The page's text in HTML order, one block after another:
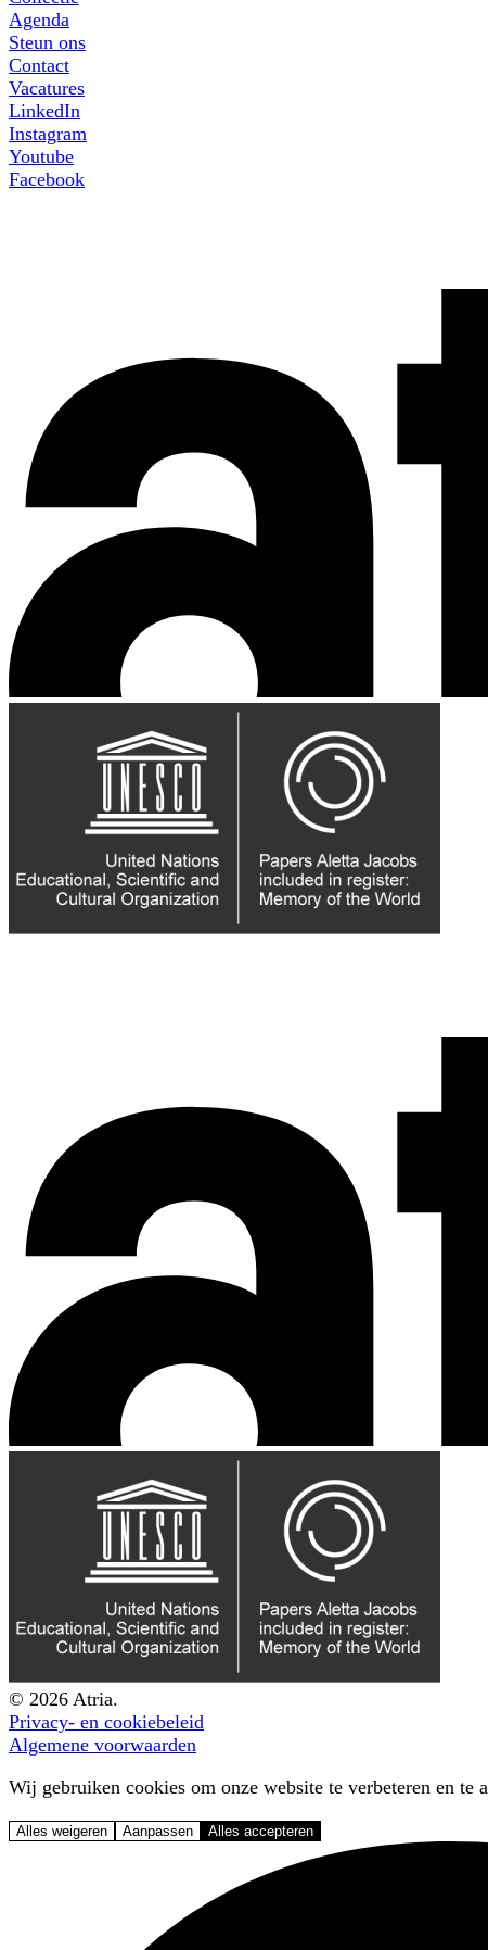
Agenda
Steun ons
Contact
Vacatures
LinkedIn
Instagram
Youtube
Facebook
© 2026 Atria.
Privacy- en cookiebeleid
Algemene voorwaarden
Wij gebruiken cookies om onze website te verbeteren en te
Alles weigeren Aanpassen Alles accepteren